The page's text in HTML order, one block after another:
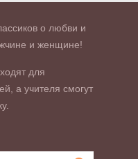
о любви и
и женщине!
для
а учителя смогут